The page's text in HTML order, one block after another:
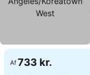
Af 733 kr.